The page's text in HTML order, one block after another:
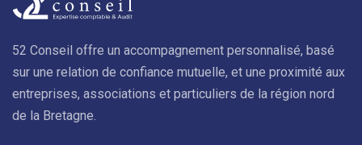
52 Conseil offre un accompagnement personnalisé, basé
sur une relation de confiance mutuelle, et une proximité aux
entreprises, associations et particuliers de la région nord
de la Bretagne.